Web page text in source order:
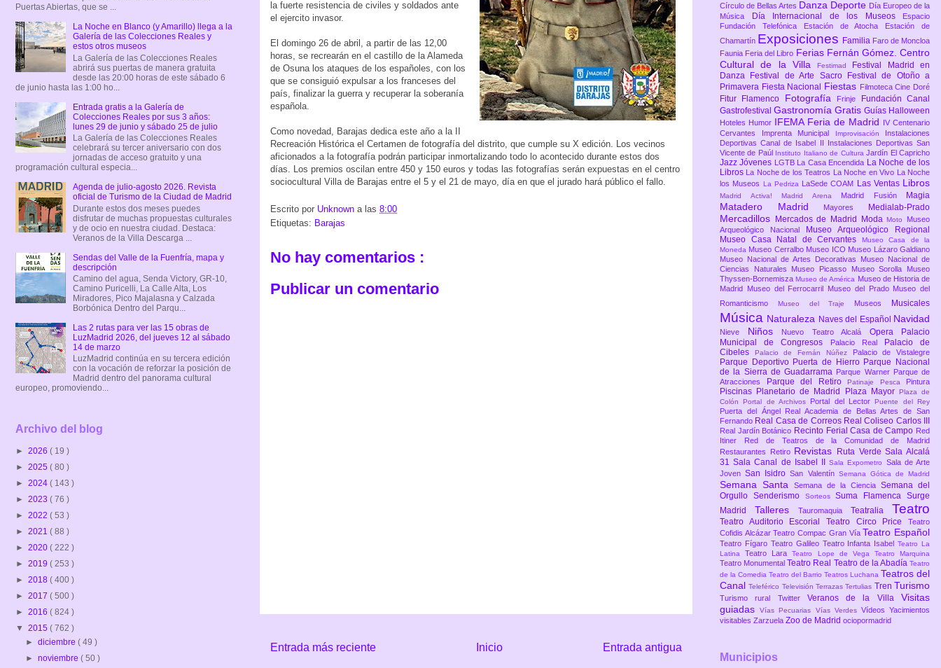
la fuerte resistencia de civiles y soldados ante
el ejercito invasor.
El domingo 26 de abril, a partir de las 12,00
horas, se recrearán en el castillo de la Alameda
de Osuna los ataques de los españoles, con los
que se consiguió expulsar a los franceses del
país, finalizar la guerra y recuperar la soberanía
española.
Como novedad, Barajas dedica este año a la II
Recreación Histórica el Certamen de fotografía del distrito, que cumple su X edición. Los vecinos
aficionados a la fotografía podrán participar inmortalizando todo lo acontecido durante estos dos
días. Los premios oscilan entre 450 y 150 euros y todas las fotografías serán expuestas en el centro
sociocultural Villa de Barajas entre el 5 y el 21 de mayo, día en que el jurado hará público el fallo.
Escrito por Unknown a las 8:00
Etiquetas: Barajas
No hay comentarios :
Publicar un comentario
Entrada más reciente Entrada antigua
Inicio
Puertas Abiertas, que se ...
La Noche en Blanco (y Amarillo) llega a la
Galería de las Colecciones Reales y
estos otros museos
La Galería de las Colecciones Reales
abrirá sus puertas de manera gratuita
desde las 20:00 horas de este sábado 6
de junio hasta las 1:00 ho...
Entrada gratis a la Galería de
Colecciones Reales por sus 3 años:
lunes 29 de junio y sábado 25 de julio
La Galería de las Colecciones Reales
celebrará su tercer aniversario con dos
jornadas de acceso gratuito y una
programación cultural especia...
Agenda de julio-agosto 2026. Revista
oficial de Turismo de la Ciudad de Madrid
Durante estos dos meses puedes
disfrutar de muchas propuestas culturales
y de ocio en nuestra ciudad. Destaca:
Veranos de la Villa Descarga ...
Sendas del Valle de la Fuenfría, mapa y
descripción
Camino del agua, Senda Victory, GR-10,
Camino Puricelli, La Calle Alta, Los
Miradores, Pico Majalasna y Calzada
Borbónica Dentro del Parqu...
Las 2 rutas para ver las 15 obras de
LuzMadrid 2026, del jueves 12 al sábado
14 de marzo
LuzMadrid continúa en su tercera edición
con la vocación de reforzar la posición de
Madrid dentro del panorama cultural
europeo, promoviendo...
Archivo del blog
► 2026 ( 19 )
► 2025 ( 80 )
► 2024 ( 143 )
► 2023 ( 76 )
► 2022 ( 53 )
► 2021 ( 88 )
► 2020 ( 222 )
► 2019 ( 253 )
► 2018 ( 400 )
► 2017 ( 500 )
► 2016 ( 824 )
▼ 2015 ( 762 )
►diciembre( 49 )
►noviembre( 50 )
Círculo de Bellas Artes Danza Deporte Día Europeo de la
Música
Día Internacional de los Museos
Espacio
Fundación Telefónica
Estación de Atocha
Estación de
Chamartín Exposiciones Familia Faro de Moncloa
Faunia Feria del Libro Ferias Fernán Gómez. Centro
Cultural de la VillaFestimad
Festival Madrid en
Danza
Festival de Arte Sacro
Festival de Otoño a
Primavera Fiesta Nacional Fiestas Filmoteca Cine Doré
Fitur Flamenco Fotografía Frinje
Fundación Canal
Gastrofestival Gastronomía Gratis Guías Halloween
Hoteles Humor IFEMA Feria de Madrid
IV Centenario
Cervantes
Imprenta Municipal Improvisación
Instalaciones
Deportivas Canal de Isabel II
Instalaciones Deportivas San
Vicente de Paúl
Instituto Italiano de CulturaJardín El Capricho
JazzJóvenes LGTB La Casa Encendida La Noche de los
Libros
La Noche de los Teatros La Noche en Vivo
La Noche
los Museos
La Pedriza LaSede COAM Las Ventas Libros
Madrid Activa! Madrid Arena Madrid Fusión Magia
Matadero Madrid Mayores Medialab-Prado
Mercadillos Mercados de Madrid ModaMoto Museo
Arqueológico Nacional
Museo Arqueológico Regional
Museo Casa Natal de Cervantes
Museo Casa de la
Moneda Museo Cerralbo Museo ICO Museo Lázaro Galdiano
Museo Nacional de Artes Decorativas Museo Nacional de
Ciencias Naturales Museo Picasso Museo Sorolla Museo
Thyssen-BornemiszaMuseo de América Museo de Historia de
Madrid
Museo del Ferrocarril Museo del Prado Museo del
Romanticismo
Museo del Traje Museos Musicales
Música Naturaleza Naves del Español Navidad
Nieve Niños Nuevo Teatro Alcalá Opera
Palacio
Municipal de Congresos
Palacio Real
Palacio de
Cibeles
Palacio de Fernán Núñez Palacio de Vistalegre
Parque Deportivo Puerta de Hierro Parque Nacional
de la Sierra de Guadarrama Parque Warner Parque de
Atracciones
Parque del Retiro Patinaje Pesca Pintura
Piscinas Planetario de Madrid Plaza Mayor
Plaza de
Colón Portal de Archivos Portal del LectorPuente del Rey
Puerta del Ángel
Real Academia de Bellas Artes de San
Fernando Real Casa de Correos Real Coliseo Carlos III
Real Jardín Botánico Recinto Ferial Casa de Campo Red
Itiner
Red de Teatros de la Comunidad de Madrid
Restaurantes
Retiro Revistas Ruta VerdeSala Alcalá
31Sala Canal de Isabel IISala Expometro Sala de Arte
JovenSan IsidroSan Valentín Semana Gótica de Madrid
Semana Santa Semana de la Ciencia Semana del
Orgullo Senderismo SorteosSuma FlamencaSurge
Madrid Talleres Tauromaquia Teatralia Teatro
Teatro Auditorio Escorial Teatro Circo Price Teatro
Cofidis AlcázarTeatro Compac Gran Vía Teatro Español
Teatro Fígaro Teatro Galileo Teatro Infanta IsabelTeatro La
Latina Teatro LaraTeatro Lope de Vega Teatro Marquina
Teatro Monumental Teatro Real Teatro de la Abadía Teatro
de la Comedia Teatro del Barrio Teatros Luchana Teatros del
CanalTeleférico TelevisiónTerrazasTertulias Tren Turismo
Turismo rural Twitter Veranos de la VillaVisitas
guiadasVías Pecuarias Vías Verdes VídeosYacimientos
visitables Zarzuela Zoo de Madrid ociopormadrid
Municipios